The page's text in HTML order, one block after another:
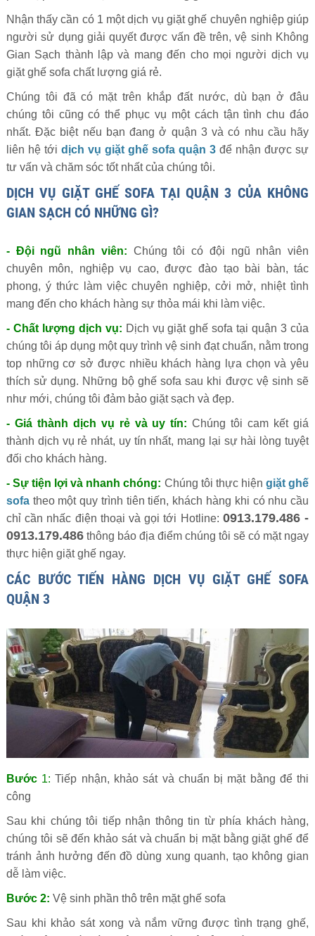
Nhận thấy cần có 1 một dịch vụ giặt ghế chuyên nghiệp giúp
người sử dụng giải quyết được vấn đề trên, vệ sinh Không
Gian Sạch thành lập và mang đến cho mọi người dịch vụ
giặt ghế sofa chất lượng giá rẻ.
Chúng tôi đã có mặt trên khắp đất nước, dù bạn ở đâu
chúng tôi cũng có thể phục vụ một cách tận tình chu đáo
nhất. Đặc biệt nếu bạn đang ở quận 3 và có nhu cầu hãy
liên hệ tới dịch vụ giặt ghế sofa quận 3 để nhận được sự
tư vấn và chăm sóc tốt nhất của chúng tôi.
DỊCH VỤ GIẶT GHẾ SOFA TẠI QUẬN 3 CỦA KHÔNG
GIAN SẠCH CÓ NHỮNG GÌ?
- Đội ngũ nhân viên: Chúng tôi có đội ngũ nhân viên
chuyên môn, nghiệp vụ cao, được đào tạo bài bàn, tác
phong, ý thức làm việc chuyên nghiệp, cởi mở, nhiệt tình
mang đến cho khách hàng sự thỏa mái khi làm việc.
- Chất lượng dịch vụ: Dịch vụ giặt ghế sofa tại quận 3 của
chúng tôi áp dụng một quy trình vệ sinh đạt chuẩn, nằm trong
top những cơ sở được nhiều khách hàng lựa chọn và yêu
thích sử dụng. Những bộ ghế sofa sau khi được vệ sinh sẽ
như mới, chúng tôi đảm bảo giặt sạch và đẹp.
- Giá thành dịch vụ rẻ và uy tín: Chúng tôi cam kết giá
thành dịch vụ rẻ nhát, uy tín nhất, mang lại sự hài lòng tuyệt
đối cho khách hàng.
- Sự tiện lợi và nhanh chóng: Chúng tôi thực hiện giặt ghế
sofatheo một quy trình tiên tiến, khách hàng khi có nhu cầu
chỉ cần nhấc điện thoại và gọi tới Hotline: 0913.179.486 -
0913.179.486thông báo địa điểm chúng tôi sẽ có mặt ngay
thực hiện giặt ghế ngay.
CÁC BƯỚC TIẾN HÀNG DỊCH VỤ GIẶT GHẾ SOFA
QUẬN 3
Bước 1: Tiếp nhận, khảo sát và chuẩn bị mặt bằng để thi
công
Sau khi chúng tôi tiếp nhận thông tin từ phía khách hàng,
chúng tôi sẽ đến khảo sát và chuẩn bị mặt bằng giặt ghế để
tránh ảnh hưởng đến đồ dùng xung quanh, tạo không gian
dễ làm việc.
Bước 2: Vệ sinh phần thô trên mặt ghế sofa
Sau khi khảo sát xong và nắm vững được tình trạng ghế,